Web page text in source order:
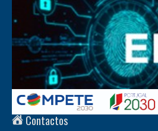
Contactos